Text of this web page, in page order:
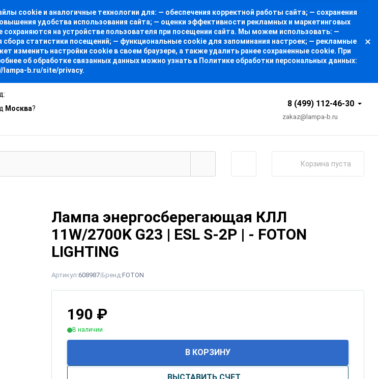
cookie и аналогичные технологии для: — обеспечения корректной работы сайта; — сохранения
удобства использования сайта; — оценки эффективности рекламных и маркетинговых
на устройстве пользователя при посещении сайта. Мы можем использовать: —
статистики посещений; — функциональные cookie для запоминания настроек; — рекламные
настройки cookie в своем браузере, а также удалить ранее сохраненные cookie. При
об обработке связанных данных можно узнать в Политике обработки персональных данных:
lampa-b.ru/site/privacy.
Москва?
8 (499) 112-46-30
zakaz@lampa-b.ru
Корзина пуста
Лампа энергосберегающая КЛЛ
11W/2700K G23 | ESL S-2P | - FOTON
LIGHTING
Артикул:608987|Бренд:FOTON
190 ₽
В наличии
В КОРЗИНУ